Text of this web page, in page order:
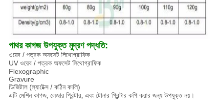
পাথর কাগজ উপযুক্ত মুদ্রণ পদ্ধতি:
ওয়েব / পত্রক অফসেট লিথোগ্রাফিক
UV ওয়েব / পত্রক অফসেট লিথোগ্রাফিক
Flexographic
Gravure
ডিজিটাল (ল্যাটেক্স / কঠিন কালি)
এটি মেশিন কাগজ, লেজার প্রিন্টার, এবং টোনার প্রিন্টার কপি করার জন্য উপযুক্ত নয়।